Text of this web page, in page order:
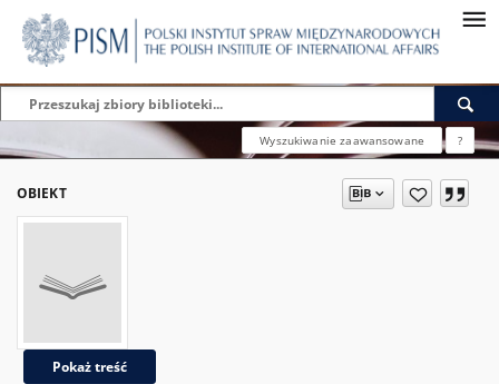
Wyszukiwanie zaawansowane ?
OBIEKT
Pokaż treść